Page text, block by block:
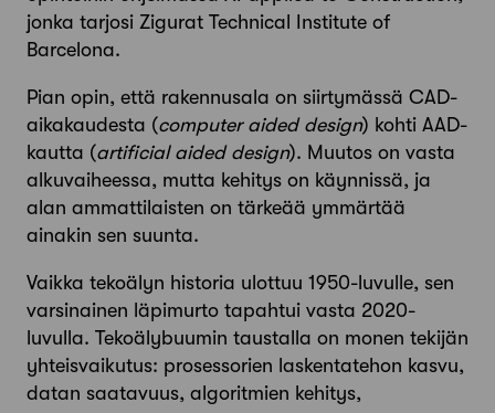
jonka tarjosi Zigurat Technical Institute of
Barcelona.
Pian opin, että rakennusala on siirtymässä CAD-
aikakaudesta (computer aided design) kohti AAD-
kautta (artificial aided design). Muutos on vasta
alkuvaiheessa, mutta kehitys on käynnissä, ja
alan ammattilaisten on tärkeää ymmärtää
ainakin sen suunta.
Vaikka tekoälyn historia ulottuu 1950-luvulle, sen
varsinainen läpimurto tapahtui vasta 2020-
luvulla. Tekoälybuumin taustalla on monen tekijän
yhteisvaikutus: prosessorien laskentatehon kasvu,
datan saatavuus, algoritmien kehitys,